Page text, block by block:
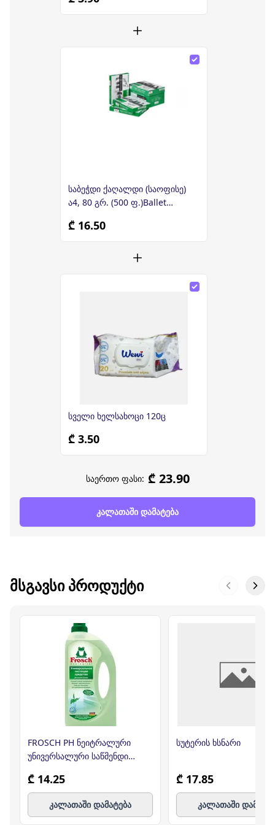
საბეჭდი ქაღალდი (საოფისე)
ა4, 80 გრ. (500 ფ.)Ballet
₾ 16.50
სველი ხელსახოცი 120ც
₾ 3.50
საერთო ფასი: ₾ 23.90
კალათაში დამატება
ᲛᲡᲒᲐᲕᲡᲘ ᲞᲠᲝᲓᲣᲥᲢᲘ
FROSCH PH ნეიტრალური
უნივერსალური საწმენდი
₾ 14.25
კალათაში დამატება
სუტერის ხსნარი
₾ 17.85
კალათაში